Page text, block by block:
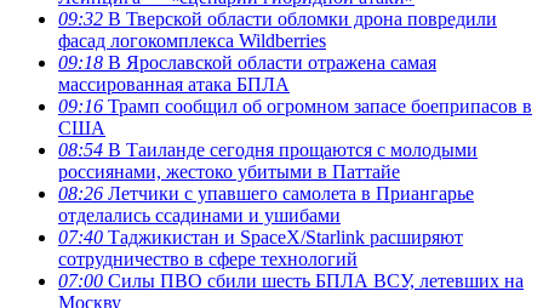
09:32 В Тверской области обломки дрона повредили
фасад логокомплекса Wildberries
09:18 В Ярославской области отражена самая
массированная атака БПЛА
09:16 Трамп сообщил об огромном запасе боеприпасов в
США
08:54 В Таиланде сегодня прощаются с молодыми
россиянами, жестоко убитыми в Паттайе
08:26 Летчики с упавшего самолета в Приангарье
отделались ссадинами и ушибами
07:40 Таджикистан и SpaceX/Starlink расширяют
сотрудничество в сфере технологий
07:00 Силы ПВО сбили шесть БПЛА ВСУ, летевших на
Москву